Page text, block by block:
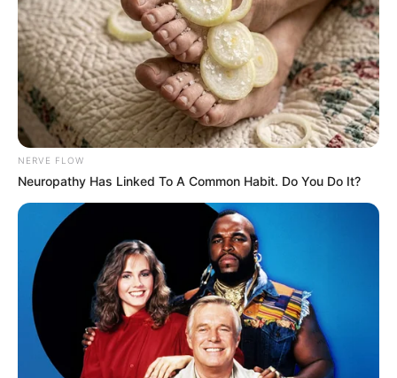
NERVE FLOW
Neuropathy Has Linked To A Common Habit. Do You Do It?